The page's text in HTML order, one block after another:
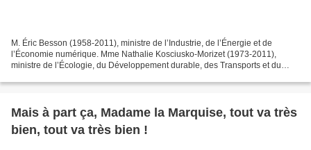
M. Éric Besson (1958-2011), ministre de l’Industrie, de l’Énergie et de
l’Économie numérique. Mme Nathalie Kosciusko-Morizet (1973-2011),
ministre de l’Écologie, du Développement durable, des Transports et du
Mais à part ça, Madame la Marquise, tout va très
bien, tout va très bien !